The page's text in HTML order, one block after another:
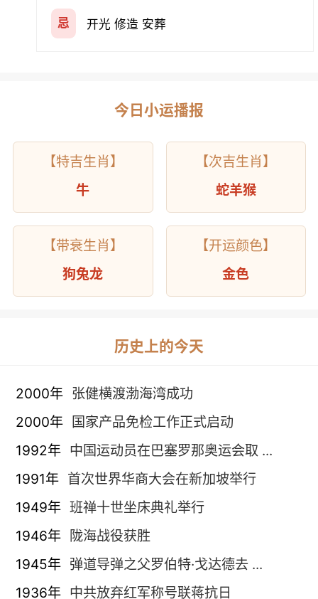
忌 开光 修造 安葬
今日小运播报
【特吉生肖】
牛
【次吉生肖】
蛇羊猴
【带衰生肖】
狗兔龙
【开运颜色】
金色
历史上的今天
2000年 张健横渡渤海湾成功
2000年
国家产品免检工作正式启动
1992年 中国运动员在巴塞罗那奥运会取 ...
1991年 首次世界华商大会在新加坡举行
1949年 班禅十世坐床典礼举行
1946年 陇海战役获胜
1945年 弹道导弹之父罗伯特·戈达德去 ...
1936年 中共放弃红军称号联蒋抗日